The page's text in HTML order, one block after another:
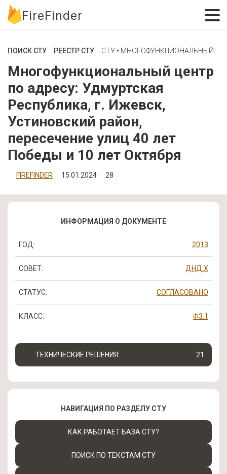
FireFinder
ПОИСК СТУ РЕЕСТР СТУ
Многофункциональный центр
по адресу: Удмуртская
Республика, г. Ижевск,
Устиновский район,
пересечение улиц 40 лет
Победы и 10 лет Октября
FIREFINDER 15.01.2024 28
ИНФОРМАЦИЯ О ДОКУМЕНТЕ
ГОД: 2013
СОВЕТ: ДНД Х
СТАТУС: СОГЛАСОВАНО
КЛАСС: Ф3.1
ТЕХНИЧЕСКИЕ РЕШЕНИЯ: 21
НАВИГАЦИЯ ПО РАЗДЕЛУ СТУ
КАК РАБОТАЕТ БАЗА СТУ?
ПОИСК ПО ТЕКСТАМ СТУ